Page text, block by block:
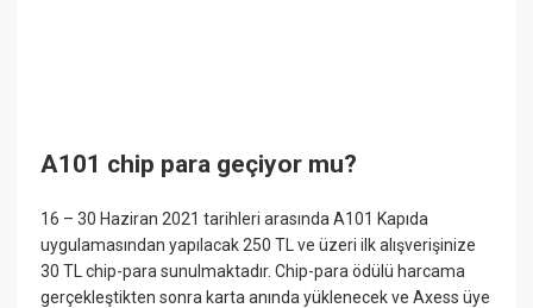
A101 chip para geçiyor mu?
16 – 30 Haziran 2021 tarihleri arasında A101 Kapıda
uygulamasından yapılacak 250 TL ve üzeri ilk alışverişinize
30 TL chip-para sunulmaktadır. Chip-para ödülü harcama
gerçekleştikten sonra karta anında yüklenecek ve Axess üye